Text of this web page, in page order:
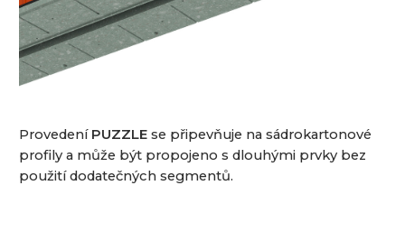
Provedení PUZZLEse připevňuje na sádrokartonové
profily a může být propojeno s dlouhými prvky bez
použití dodatečných segmentů.